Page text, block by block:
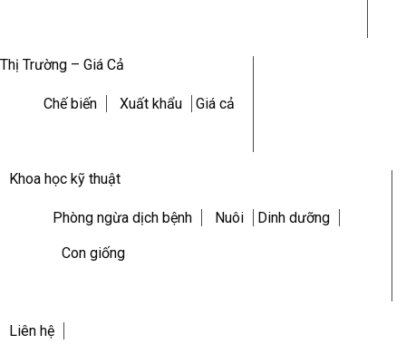
Thị Trường – Giá Cả
Chế biến Xuất khẩu Giá cả
Khoa học kỹ thuật
Phòng ngừa dịch bệnh Nuôi Dinh dưỡng
Con giống
Liên hệ